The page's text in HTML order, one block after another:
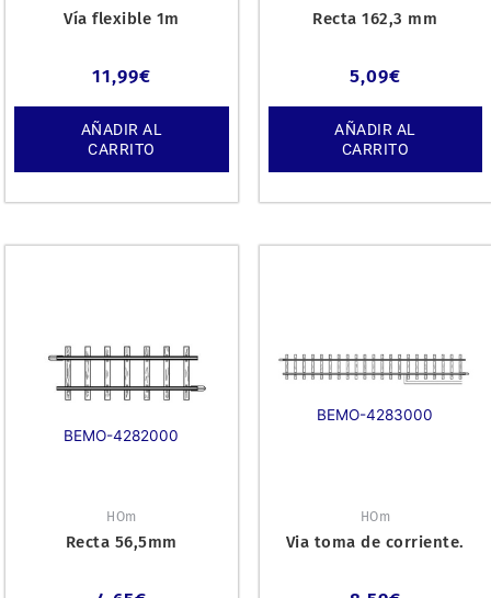
Vía flexible 1m
11,99€
AÑADIR AL
CARRITO
Recta 162,3 mm
5,09€
AÑADIR AL
CARRITO
BEMO-4282000
HOm
Recta 56,5mm
BEMO-4283000
HOm
Via toma de corriente.